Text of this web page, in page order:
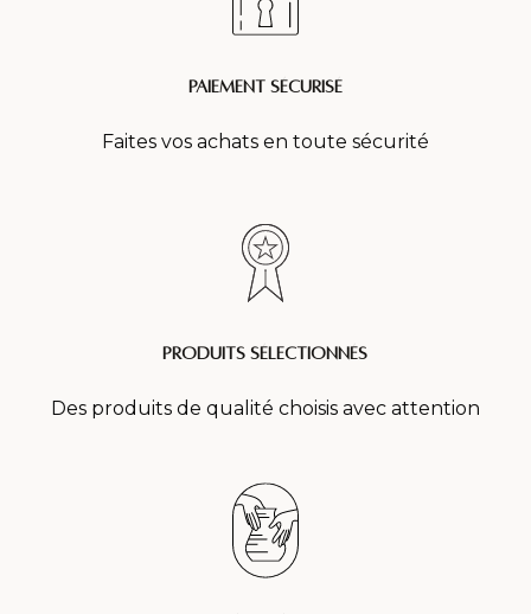
Paiement sécurisé
Faites vos achats en toute sécurité
produits sélectionnés
Des produits de qualité choisis avec attention